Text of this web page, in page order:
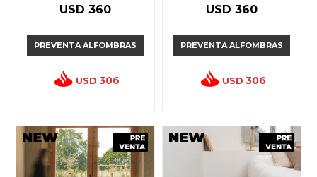
USD 360
PREVENTA ALFOMBRAS
USD 306
USD 360
PREVENTA ALFOMBRAS
USD 306